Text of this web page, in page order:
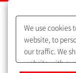
We use cookies
website, to
our traffic. We
website with